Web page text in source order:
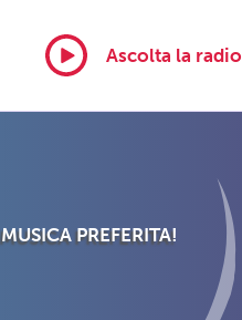
Ascolta la radio
PREFERITA!